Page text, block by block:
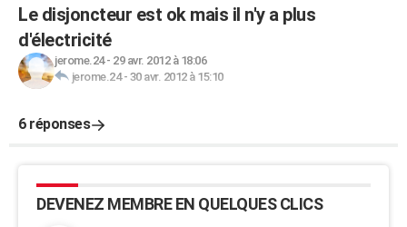
Le disjoncteur est ok mais il n'y a plus
d'électricité
jerome.24- 29 avr. 2012 à 18:06
jerome.24- 30 avr. 2012 à 15:10
6 réponses
DEVENEZ MEMBRE EN QUELQUES CLICS